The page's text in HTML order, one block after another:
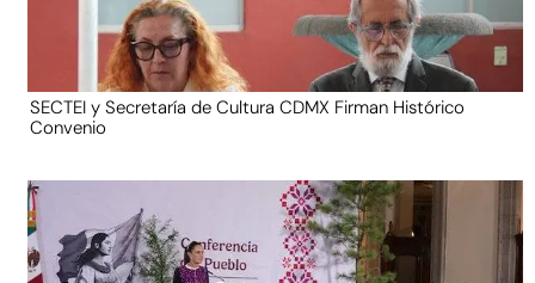
SECTEI y Secretaría de Cultura CDMX Firman Histórico
Convenio